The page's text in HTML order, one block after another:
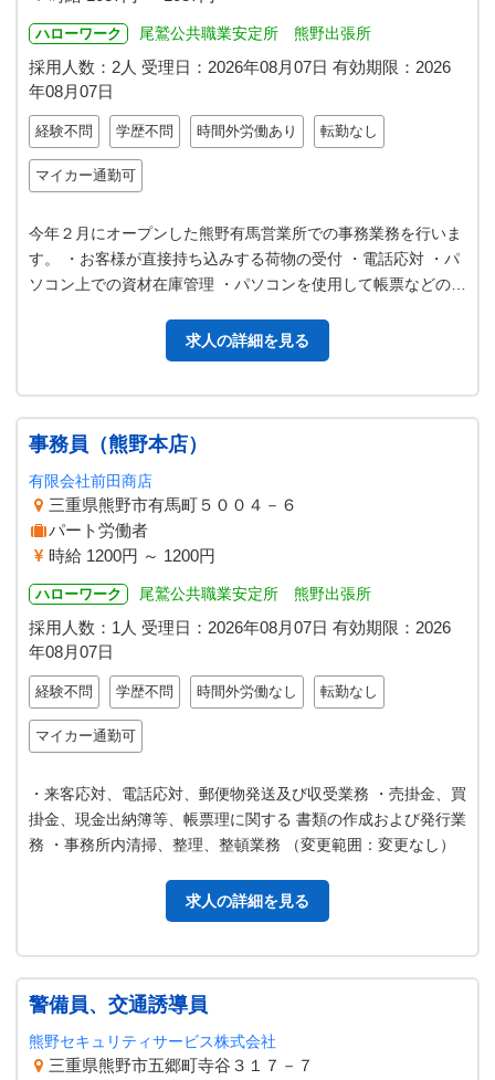
ハローワーク 尾鷲公共職業安定所 熊野出張所
採用人数：2人 受理日： 2026年08月07日 有効期限： 2026
年08月07日
経験不問 学歴不問 時間外労働あり 転勤なし
マイカー通勤可
今年２月にオープンした熊野有馬営業所での事務業務を行いま
す。 ・お客様が直接持ち込みする荷物の受付 ・電話応対 ・パ
ソコン上での資材在庫管理 ・パソコンを使用して帳票などの入
求人の詳細を見る
事務員（熊野本店）
有限会社前田商店
三重県熊野市有馬町５００４－６
パート労働者
時給 1200円 ～ 1200円
ハローワーク 尾鷲公共職業安定所 熊野出張所
採用人数：1人 受理日： 2026年08月07日 有効期限： 2026
年08月07日
経験不問 学歴不問 時間外労働なし 転勤なし
マイカー通勤可
・来客応対、電話応対、郵便物発送及び収受業務 ・売掛金、買
掛金、現金出納簿等、帳票理に関する 書類の作成および発行業
務 ・事務所内清掃、整理、整頓業務 （変更範囲：変更なし）
求人の詳細を見る
警備員、交通誘導員
熊野セキュリティサービス株式会社
三重県熊野市五郷町寺谷３１７－７